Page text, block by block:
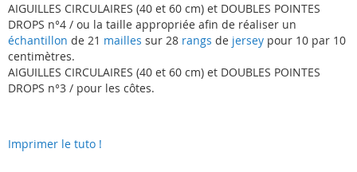
AIGUILLES CIRCULAIRES (40 et 60 cm) et DOUBLES POINTES
DROPS n°4 / ou la taille appropriée afin de réaliser un
échantillon de 21 mailles sur 28 rangs de jersey pour 10 par 10
centimètres.
AIGUILLES CIRCULAIRES (40 et 60 cm) et DOUBLES POINTES
DROPS n°3 / pour les côtes.
Imprimer le tuto !